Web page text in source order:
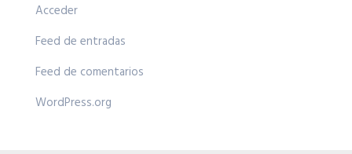
Acceder
Feed de entradas
Feed de comentarios
WordPress.org